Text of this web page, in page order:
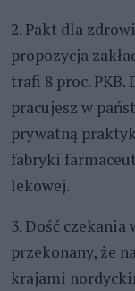
2. Pakt dla
propozycja
trafi 8 proc.
pracujesz w
prywatną
fabryki
lekowej.
3. Dość
przekonany, że
krajami